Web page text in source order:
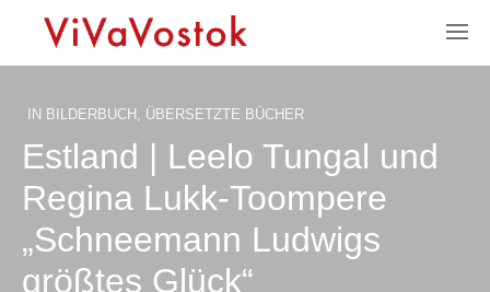
IN BILDERBUCH , ÜBERSETZTE BÜCHER
Estland | Leelo Tungal und
Regina Lukk-Toompere
„Schneemann Ludwigs
größtes Glück“